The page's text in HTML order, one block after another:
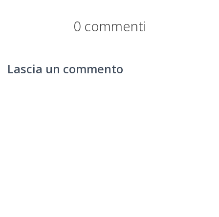
0 commenti
Lascia un commento